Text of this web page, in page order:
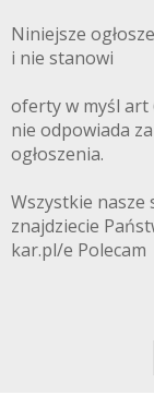
Niniejsze
i nie stanowi
oferty w myśl art
nie odpowiada
ogłoszenia.
Wszystkie nasze
znajdziecie
kar.pl/e Polecam